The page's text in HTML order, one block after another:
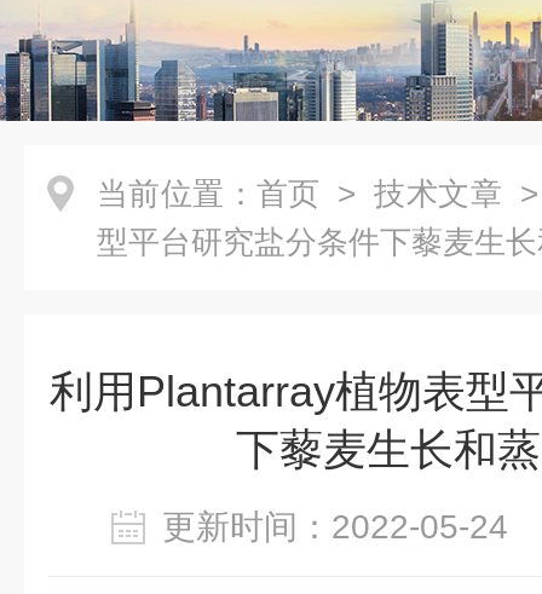
当前位置： 首页 > 技术文章
型平台研究盐分条件下藜麦生
利用Plantarray植物表型
下藜麦生长和
更新时间：2022-05-